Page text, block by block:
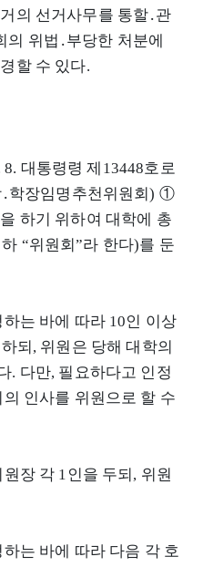
의 선거사무를 통할․관
위법․부당한 처분에
할 수 있다.
대통령령 제13448호로
학장임명추천위원회) ①
하기 위하여 대학에 총
“위원회”라 한다)를 둔
는 바에 따라 10인 이상
되, 위원은 당해 대학의
. 다만, 필요하다고 인정
인사를 위원으로 할 수
장 각 1인을 두되, 위원
는 바에 따라 다음 각 호